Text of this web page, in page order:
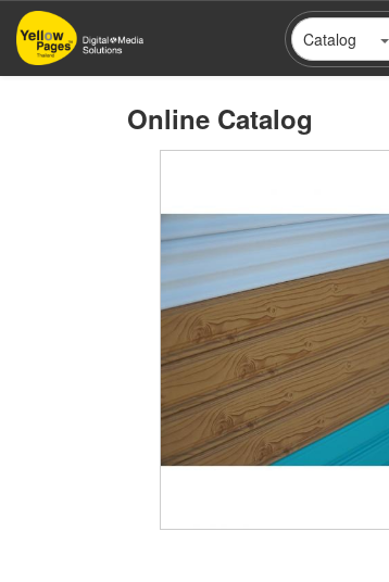
Skip
main
Catalog
Online Catalog